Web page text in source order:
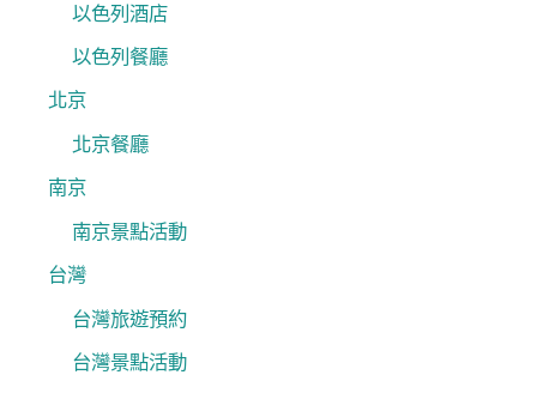
以色列酒店
以色列餐廳
北京
北京餐廳
南京
南京景點活動
台灣
台灣旅遊預約
台灣景點活動